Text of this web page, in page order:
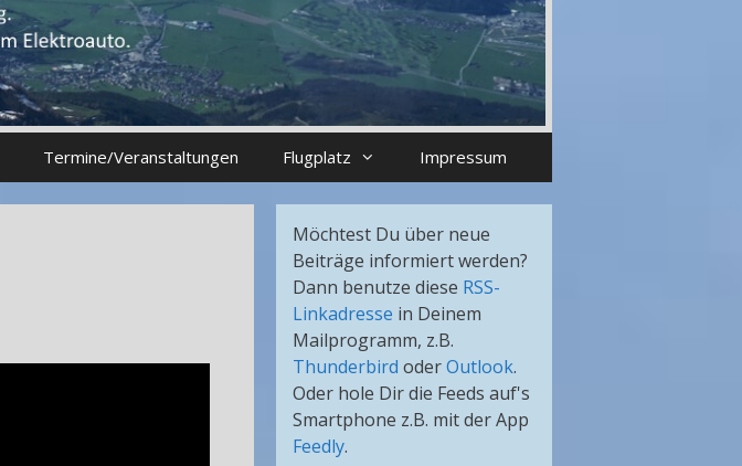
Termine/Veranstaltungen Flugplatz Impressum
Möchtest Du über neue
Beiträge informiert werden?
Dann benutze diese RSS-
Linkadresse in Deinem
Mailprogramm, z.B.
Thunderbird oderOutlook.
Oder hole Dir die Feeds auf's
Smartphone z.B. mit der App
Feedly.